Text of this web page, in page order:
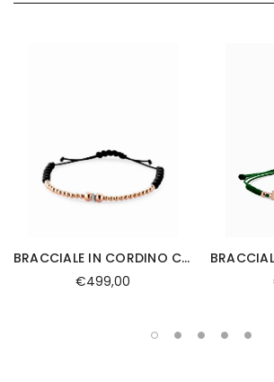
BRACCIALE IN CORDINO CON SFERE ORO ROSA,ONICE E RONDELLA CON DIAMANTI
€499,00